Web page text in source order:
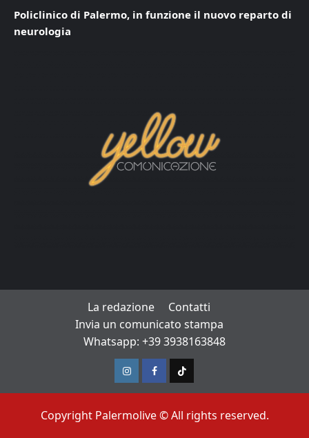
Policlinico di Palermo, in funzione il nuovo reparto di
neurologia
La redazione
Contatti
Invia un comunicato stampa
Whatsapp: +39 3938163848
InstagramFacebook
TikTok
Copyright Palermolive © All rights reserved.